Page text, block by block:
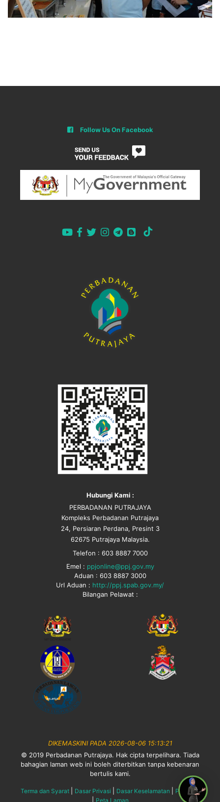
Follow Us On Facebook
Hubungi Kami :
PERBADANAN PUTRAJAYA
Kompleks Perbadanan Putrajaya
24, Persiaran Perdana, Presint 3
62675 Putrajaya Malaysia.
Telefon : 603 8887 7000
Emel : ppjonline@ppj.gov.my
Aduan : 603 8887 3000
Url Aduan : http://ppj.spab.gov.my/
Bilangan Pelawat :
DIKEMASKINI PADA 2026-08-06 15:13:21
© 2019 Perbadanan Putrajaya. Hak cipta terpelihara. Tiada
bahagian laman web ini boleh diterbitkan tanpa kebenaran
bertulis kami.
Terma dan Syarat Dasar Privasi Dasar Keselamatan Penafian
Peta Laman